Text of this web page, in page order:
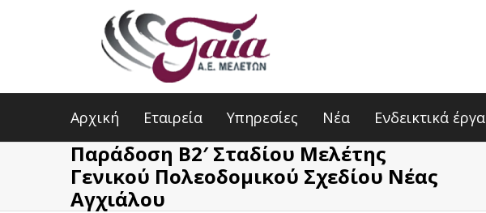
Αρχική Εταιρεία Υπηρεσίες Νέα Ενδεικτικά έργα
Παράδοση Β2′ Σταδίου Μελέτης
Γενικού Πολεοδομικού Σχεδίου Νέας
Αγχιάλου